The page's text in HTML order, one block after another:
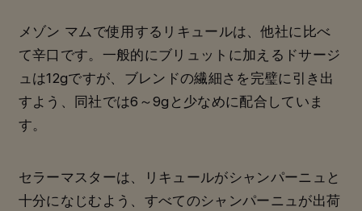
メゾン マムで使用するリキュールは、他社に比べ
て辛口です。一般的にブリュットに加えるドサージ
ュは12gですが、ブレンドの繊細さを完璧に引き出
すよう、同社では6～9gと少なめに配合していま
す。
セラーマスターは、リキュールがシャンパーニュと
十分になじむよう、すべてのシャンパーニュが出荷